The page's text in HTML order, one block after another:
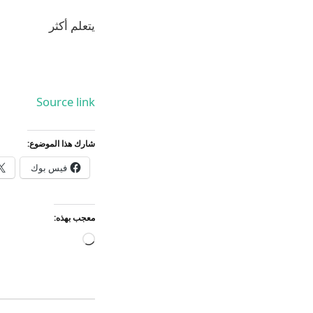
يتعلم أكثر
Source link
شارك هذا الموضوع:
فيس بوك
معجب بهذه:
جاري